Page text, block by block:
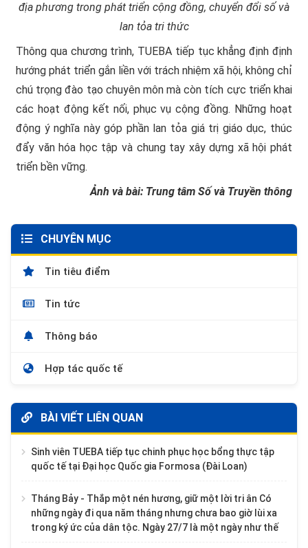
địa phương trong phát triển cộng đồng, chuyển đổi số và
lan tỏa tri thức
Thông qua chương trình, TUEBA tiếp tục khẳng định định
hướng phát triển gắn liền với trách nhiệm xã hội, không chỉ
chú trọng đào tạo chuyên môn mà còn tích cực triển khai
các hoạt động kết nối, phục vụ cộng đồng. Những hoạt
động ý nghĩa này góp phần lan tỏa giá trị giáo dục, thúc
đẩy văn hóa học tập và chung tay xây dựng xã hội phát
triển bền vững.
Ảnh và bài: Trung tâm Số và Truyền thông
CHUYÊN MỤC
Tin tiêu điểm
Tin tức
Thông báo
Hợp tác quốc tế
BÀI VIẾT LIÊN QUAN
Sinh viên TUEBA tiếp tục chinh phục học bổng thực tập
quốc tế tại Đại học Quốc gia Formosa (Đài Loan)
Tháng Bảy - Thắp một nén hương, giữ một lời tri ân Có
những ngày đi qua năm tháng nhưng chưa bao giờ lùi xa
trong ký ức của dân tộc. Ngày 27/7 là một ngày như thế